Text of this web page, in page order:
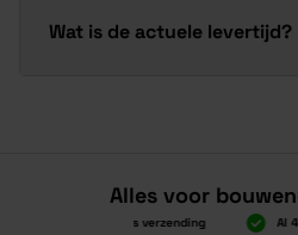
Wat is de actuele levertijd?
Alles voor
Boven 2.000 gratis verzending Al